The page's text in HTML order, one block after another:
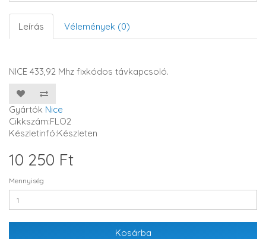
Leírás Vélemények (0)
NICE 433,92 Mhz fixkódos távkapcsoló.
Gyártók Nice
Cikkszám:FLO2
Készletinfó:Készleten
10 250 Ft
Mennyiség
Kosárba